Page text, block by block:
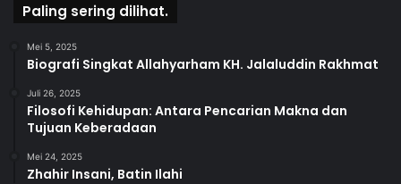
Paling sering dilihat.
Mei 5, 2025
Biografi Singkat Allahyarham KH. Jalaluddin Rakhmat
Juli 26, 2025
Filosofi Kehidupan: Antara Pencarian Makna dan
Tujuan Keberadaan
Mei 24, 2025
Zhahir Insani, Batin Ilahi